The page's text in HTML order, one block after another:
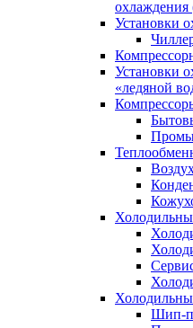
Установки
Установки
«ледяной
Шип-